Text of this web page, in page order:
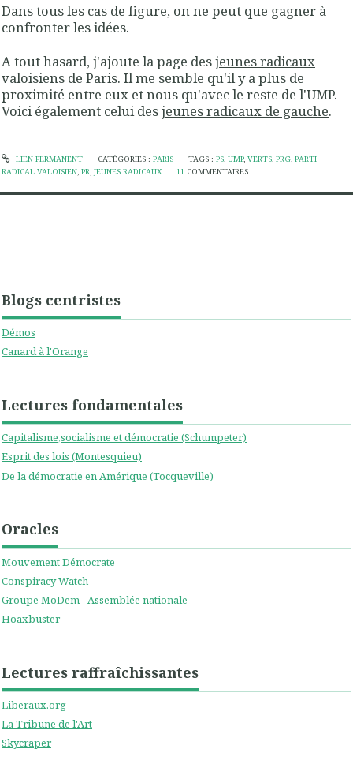
Blogs centristes
Démos
Canard à l'Orange
Lectures fondamentales
Capitalisme,socialisme et démocratie (Schumpeter)
Esprit des lois (Montesquieu)
De la démocratie en Amérique (Tocqueville)
Oracles
Mouvement Démocrate
Conspiracy Watch
Groupe MoDem - Assemblée nationale
Hoaxbuster
Lectures raffraîchissantes
Liberaux.org
La Tribune de l'Art
Skycraper
Dans tous les cas de figure, on ne peut que gagner à
confronter les idées.
A tout hasard, j'ajoute la page desjeunes radicaux
valoisiens de Paris. Il me semble qu'il y a plus de
proximité entre eux et nous qu'avec le reste de l'UMP.
Voici également celui desjeunes radicaux de gauche.
LIEN PERMANENT CATÉGORIES : PARIS TAGS :PS,UMP,VERTS,PRG,PARTI
RADICAL VALOISIEN, PR, JEUNES RADICAUX 11 COMMENTAIRES